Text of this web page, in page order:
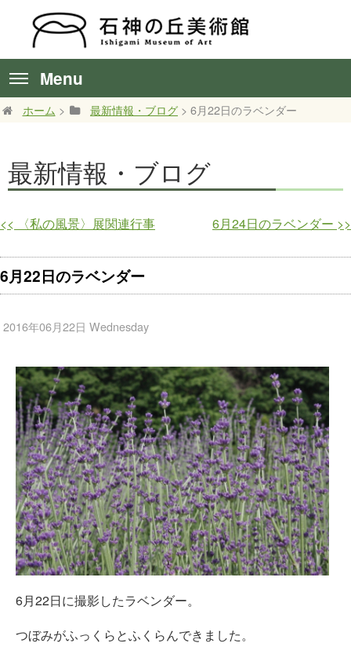
Menu
ホーム > 最新情報・ブログ > 6月22日のラベンダー
最新情報・ブログ
<< 〈私の風景〉展関連行事 6月24日のラベンダー >>
6月22日のラベンダー
2016年06月22日 Wednesday
6月22日に撮影したラベンダー。
つぼみがふっくらとふくらんできました。